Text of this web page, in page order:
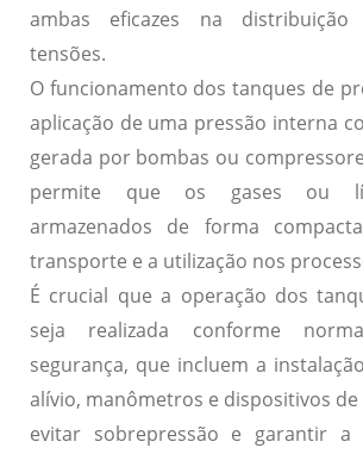
ambas eficazes na
tensões.
O funcionamento dos tanques de
aplicação de uma pressão interna
gerada por bombas ou
permite que os gases ou
armazenados de forma
transporte e a utilização nos
É crucial que a operação dos
seja realizada conforme
segurança, que incluem a
alívio, manômetros e dispositivos
evitar sobrepressão e garantir a